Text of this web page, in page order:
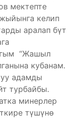
мектепте
келип
аралап бүт
“Жашыл
кубанам.
адамды
турбайбы.
минерлер
түшүнө